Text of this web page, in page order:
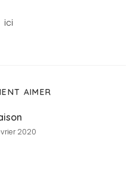
ici
AIMER
2020